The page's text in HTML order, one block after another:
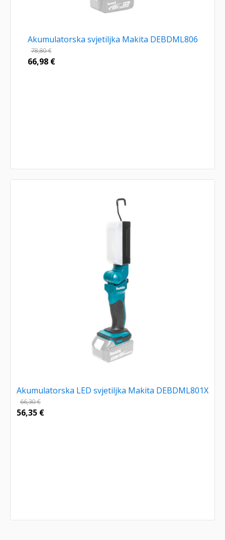
Akumulatorska svjetiljka Makita DEBDML806
78,80€
66,98 €
Akumulatorska LED svjetiljka Makita DEBDML801X
66,30€
56,35 €